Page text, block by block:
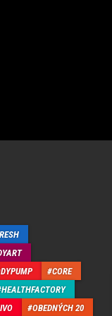
CORE
HEALTHFACTORY
OBEDNÝCH 20